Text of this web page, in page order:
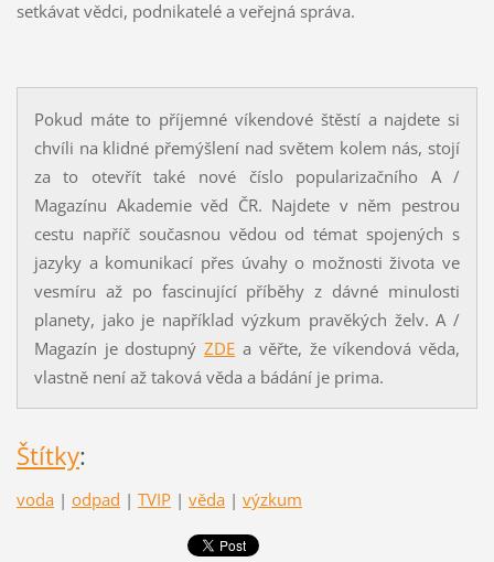
setkávat vědci, podnikatelé a veřejná správa.
Pokud máte to příjemné víkendové štěstí a najdete si
chvíli na klidné přemýšlení nad světem kolem nás, stojí
za to otevřít také nové číslo popularizačního A /
Magazínu Akademie věd ČR. Najdete v něm pestrou
cestu napříč současnou vědou od témat spojených s
jazyky a komunikací přes úvahy o možnosti života ve
vesmíru až po fascinující příběhy z dávné minulosti
planety, jako je například výzkum pravěkých želv. A /
Magazín je dostupnýZDE a věřte, že víkendová věda,
vlastně není až taková věda a bádání je prima.
Štítky:
voda | odpad | TVIP | věda | výzkum